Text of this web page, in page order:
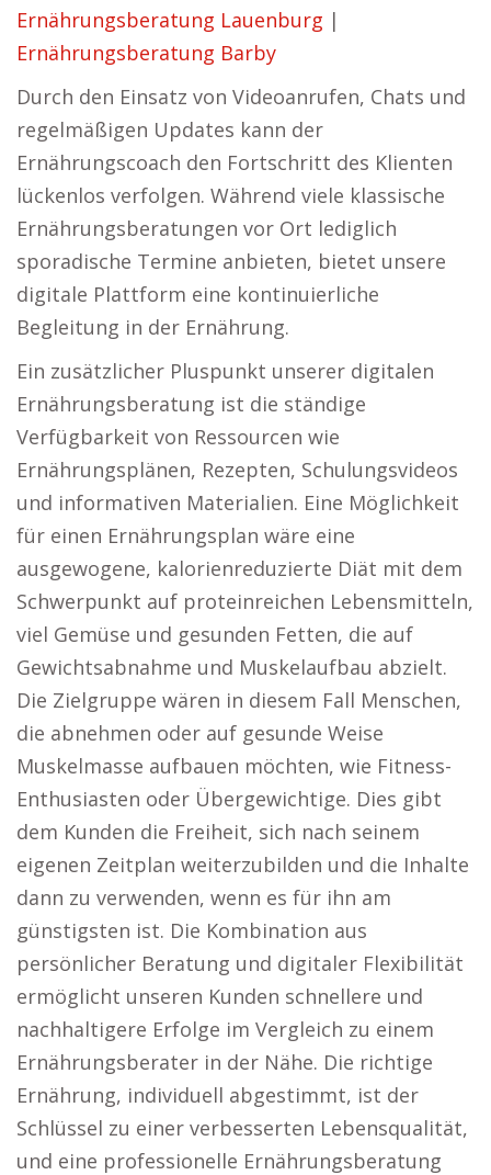
Ernährungsberatung Lauenburg |
Ernährungsberatung Barby
Durch den Einsatz von Videoanrufen, Chats und
regelmäßigen Updates kann der
Ernährungscoach den Fortschritt des Klienten
lückenlos verfolgen. Während viele klassische
Ernährungsberatungen vor Ort lediglich
sporadische Termine anbieten, bietet unsere
digitale Plattform eine kontinuierliche
Begleitung in der Ernährung.
Ein zusätzlicher Pluspunkt unserer digitalen
Ernährungsberatung ist die ständige
Verfügbarkeit von Ressourcen wie
Ernährungsplänen, Rezepten, Schulungsvideos
und informativen Materialien. Eine Möglichkeit
für einen Ernährungsplan wäre eine
ausgewogene, kalorienreduzierte Diät mit dem
Schwerpunkt auf proteinreichen Lebensmitteln,
viel Gemüse und gesunden Fetten, die auf
Gewichtsabnahme und Muskelaufbau abzielt.
Die Zielgruppe wären in diesem Fall Menschen,
die abnehmen oder auf gesunde Weise
Muskelmasse aufbauen möchten, wie Fitness-
Enthusiasten oder Übergewichtige. Dies gibt
dem Kunden die Freiheit, sich nach seinem
eigenen Zeitplan weiterzubilden und die Inhalte
dann zu verwenden, wenn es für ihn am
günstigsten ist. Die Kombination aus
persönlicher Beratung und digitaler Flexibilität
ermöglicht unseren Kunden schnellere und
nachhaltigere Erfolge im Vergleich zu einem
Ernährungsberater in der Nähe. Die richtige
Ernährung, individuell abgestimmt, ist der
Schlüssel zu einer verbesserten Lebensqualität,
und eine professionelle Ernährungsberatung